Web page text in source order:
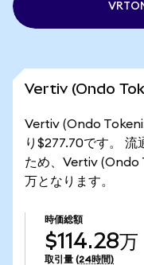
Vertiv (Ondo
Vertiv (Ondo
り$277.70です。 流
ため、Vertiv (Ondo
万となります。
時価総額
$114.28万
取引量 (24時間)